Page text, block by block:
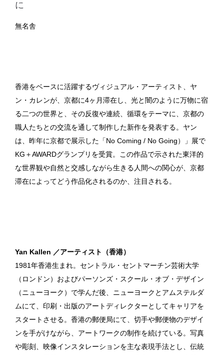
に
無名舎
香港をベースに活躍するヴィジュアル・アーティスト、ヤ
ン・カレンが、京都に4ヶ月滞在し、光と闇のように万物に宿
る二つの世界と、その反復や連続、循環をテーマに、京都の
職人たちとの交流を通して制作した新作を発表する。ヤン
は、昨年に京都で展示した「No Coming / No Going）」展で
KG＋AWARDグランプリを受賞。この作品で示された東洋的
な世界観や自然と交感しながら生きる人間への関心が、京都
滞在によってどう作品化されるのか、注目される。
Yan Kallen ／アーティスト（香港）
1981年香港生まれ。セントラル・セントマーチン芸術大学
（ロンドン）およびパーソンズ・スクール・オブ・デザイン
（ニューヨーク）で学んだ後、ニューヨークとアムステルダ
ムにて、印刷・出版のアートディレクターとしてキャリアを
スタートさせる。香港の郵便局にて、切手や郵便物のデザイ
ンを手がけながら、アートワークの制作を続けている。写真
や彫刻、映像インスタレーションを主な表現手法とし、伝統